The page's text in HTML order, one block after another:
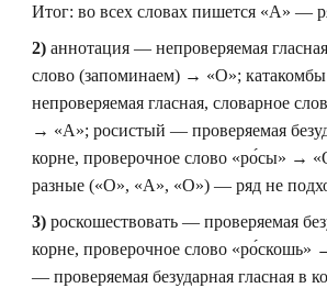
Итог: во всех словах пишется «А» —
2) аннотация — непроверяемая
слово (запоминаем) → «О»;
непроверяемая гласная, словарное
→ «А»; росистый — проверяемая
корне, проверочное слово «ро́сы» →
разные («О», «А», «О») — ряд не
3) роскошествовать — проверяемая
корне, проверочное слово «ро́скошь»
— проверяемая безударная гласная в